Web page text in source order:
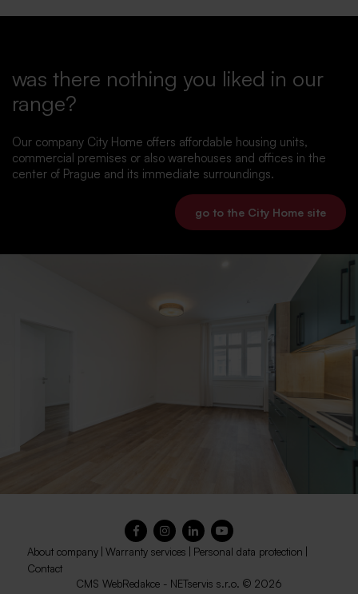
was there nothing you liked in our
range?
Our company City Home offers affordable housing units,
commercial premises or also warehouses and offices in the
center of Prague and its immediate surroundings.
go to the City Home site
About company Warranty services Personal data protection
Contact
CMS WebRedakce - NETservis s.r.o. © 2026